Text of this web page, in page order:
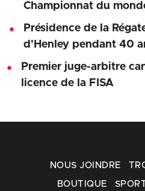
Championnat du
Présidence de la
d'Henley pendant 40
Premier juge-arbitre
licence de la FISA
NOUS JOINDRE
BOUTIQUE